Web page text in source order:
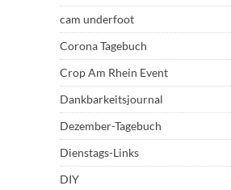
cam underfoot
Corona Tagebuch
Crop Am Rhein Event
Dankbarkeitsjournal
Dezember-Tagebuch
Dienstags-Links
DIY